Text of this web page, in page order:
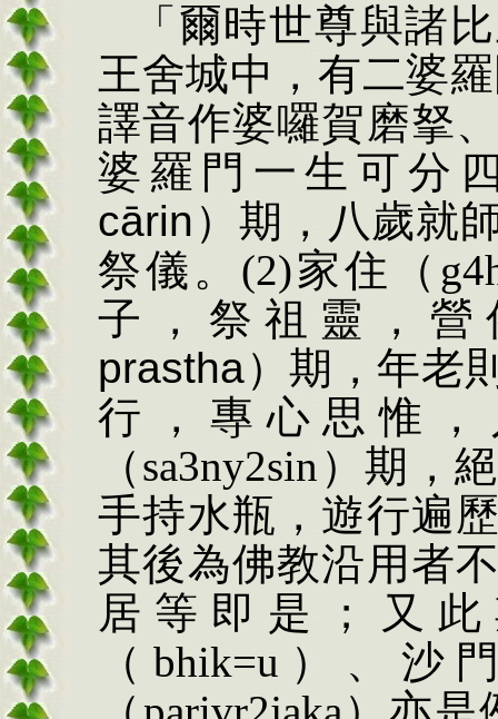
「爾時世尊與諸
王舍城中，有二婆
譯音作婆囉賀磨拏
婆羅門一生可分
cārin ）期，八歲就
祭儀。 (2)家住（
子，祭祖靈，
prastha）期，年老
行，專心思惟
（sa3ny2sin ）期，
手持水瓶，遊行遍
其後為佛教沿用者
居等即是；又
（ bhik=u ）、沙